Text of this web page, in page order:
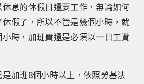
息的休假日還要工作，無論如何
假了，所以不管是幾個小時，就
時，加班費還是必須以一日工資
加班8個小時以上，依照勞基法